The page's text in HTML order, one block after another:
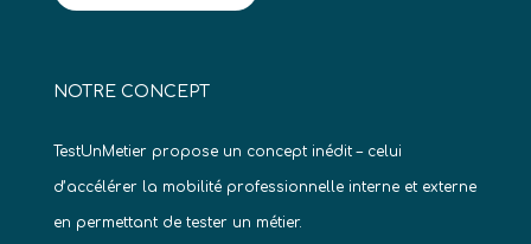
NOTRE CONCEPT
TestUnMetier propose un concept inédit – celui
d’accélérer la mobilité professionnelle interne et externe
en permettant de tester un métier.